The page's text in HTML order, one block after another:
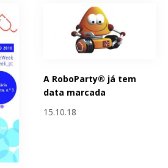
A RoboParty® já tem
data marcada
15.10.18